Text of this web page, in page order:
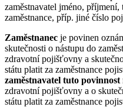
zaměstnavatel jméno,
zaměstnance, příp. jiné číslo
Zaměstnanec je povinen
skutečnosti o nástupu do
zdravotní pojišťovny a
státu platit za zaměstnance
zaměstnavatel tuto povinnost
zdravotní pojišťovny a o
státu platit za zaměstnance